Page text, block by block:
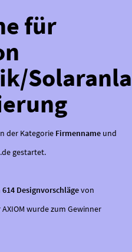
für
der Kategorie Firmenname und
gestartet.
614 Designvorschlägevon
wurde zum Gewinner